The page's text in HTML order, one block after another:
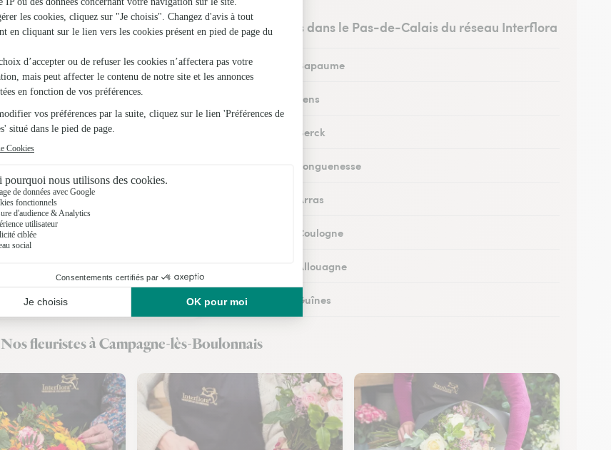
Les fleuristes dans le Pas-de-Calais du réseau Interflora
Fleuristes à Bapaume
Fleuristes à Lens
Fleuristes à Berck
Fleuristes à Longuenesse
Fleuristes à Arras
Fleuristes à Coulogne
Fleuristes à Allouagne
Fleuristes à Guînes
Nos fleuristes à Campagne-lès-Boulonnais